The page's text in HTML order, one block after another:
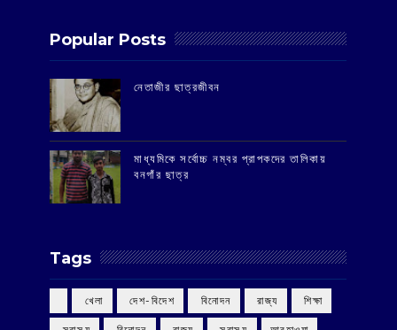
Popular Posts
‌নেতাজীর ছাত্রজীবন
মাধ্যমিকে সর্বোচ্চ নম্বর প্রাপকদের তালিকায়
বনগাঁর ছাত্র
Tags
‌ খেলা ‌ দেশ-বিদেশ ‌ বিনোদন ‌ রাজ্য ‌ শিক্ষা